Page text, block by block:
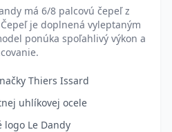
má 6/8 palcovú čepeľ z
je doplnená vyleptaným
ponúka spoľahlivý výkon a
Thiers Issard
uhlíkovej ocele
logo Le Dandy